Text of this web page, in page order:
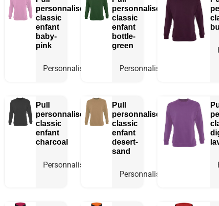
personnalisé
classic
enfant
baby-
pink
Personnaliser
personnalisé
classic
enfant
bottle-
green
Personnaliser
Pull
personnalisé
classic
enfant
charcoal
Personnaliser
Pull
personnalisé
classic
enfant
desert-
sand
Personnaliser